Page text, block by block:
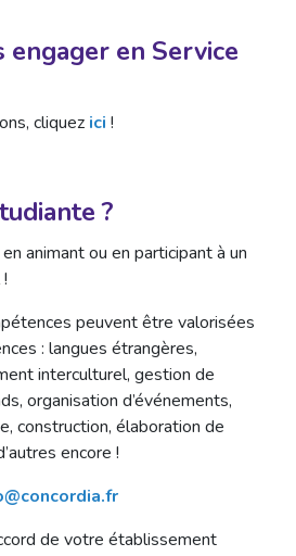
engager en Service
cliquez ici !
?
animant ou en participant à un
peuvent être valorisées
: langues étrangères,
interculturel, gestion de
organisation d’événements,
construction, élaboration de
encore !
de votre établissement